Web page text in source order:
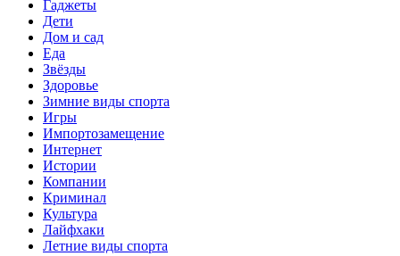
Гаджеты
Дети
Дом и сад
Еда
Звёзды
Здоровье
Зимние виды спорта
Игры
Импортозамещение
Интернет
Истории
Компании
Криминал
Культура
Лайфхаки
Летние виды спорта